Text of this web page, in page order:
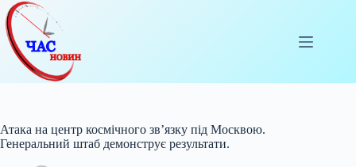
Перейти
до
вмісту
Атака на центр космічного зв’язку під Москвою.
Генеральний штаб демонструє результати.